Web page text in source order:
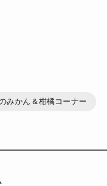
みかん＆柑橘コーナー